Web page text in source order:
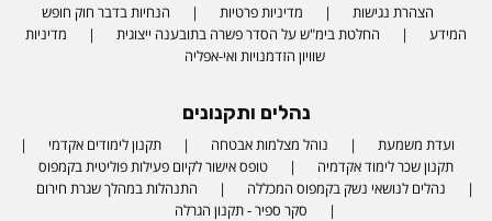
הצהרת נגישות מדיניות פרטיות
הנחיות בדבר חוק חופש
המידע
החלטת בימ"ש על הסדר פשרה בתובענה ייצוגית
מדיניות
שוויון הזדמנויות ואי-אפליה
נהלים ותקנונים
ועדת משמעת נוהל מצלמות אבטחה
תקנון לימודים אקדמי
תקנון שכר לימוד אקדמיה
טופס אישור לקיום פעילות פוליטית בקמפוס
נהלים לנושאי נשק בקמפוס המכללה
התנהלות במהלך שגרת חירום
סקר ספיר - תקנון הגרלה